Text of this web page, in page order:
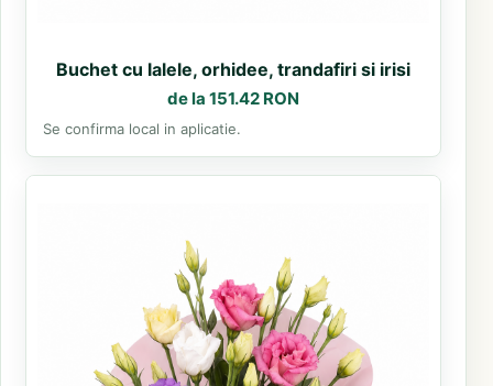
Buchet cu lalele, orhidee, trandafiri si irisi
de la 151.42 RON
Se confirma local in aplicatie.